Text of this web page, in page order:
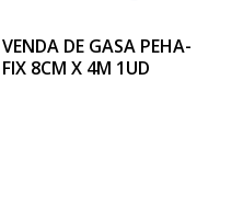
VENDA DE GASA PEHA-
FIX 8CM X 4M 1UD